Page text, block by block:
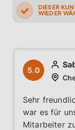
5.0
Sehr
war es für
Mitarbeiter